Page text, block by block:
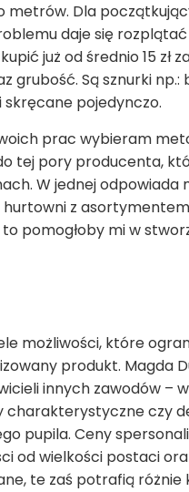
Dla
daje się
już od średnio 15 zł
Są sznurki np.:
skręcane pojedynczo.
prac wybieram
tej pory producenta,
W jednej odpowiada
z
pomogłoby mi w
możliwości, które
produkt. Magda
innych zawodów –
czy
pupila. Ceny
od wielkości postaci
te zaś potrafią